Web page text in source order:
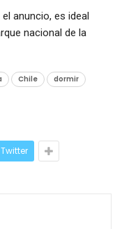
anuncio, es ideal
nacional de la
Chile
dormir
Twitter